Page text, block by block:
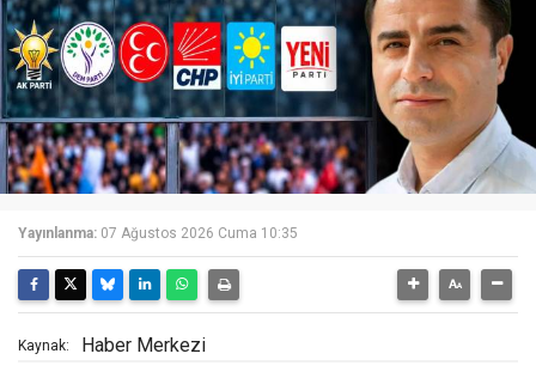
Yayınlanma: 07 Ağustos 2026 Cuma 10:35
Kaynak: Haber Merkezi